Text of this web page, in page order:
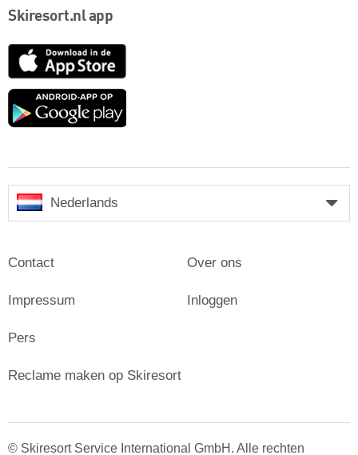
Skiresort.nl app
App
Google
Nederlands
Contact
Impressum
Pers
Over ons
Inloggen
Reclame maken op Skiresort
© Skiresort Service International GmbH. Alle rechten